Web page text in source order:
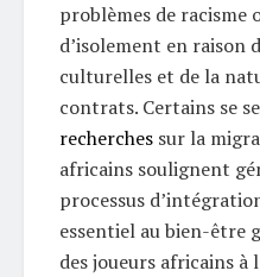
problèmes de racisme
d’isolement en raison
culturelles et de la
contrats. Certains se
recherches sur la
africains soulignent
processus
essentiel au bien-être
des joueurs africains à